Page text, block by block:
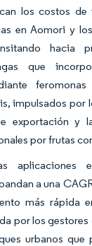
los costos de
en Aomori y
hacia
que
impulsados por
exportación y
por frutas
aplicaciones
a una
más rápida
por los
urbanos que